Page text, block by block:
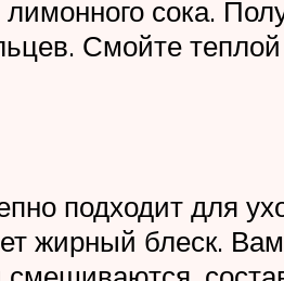
сока.
Смойте
подходит для
жирный блеск.